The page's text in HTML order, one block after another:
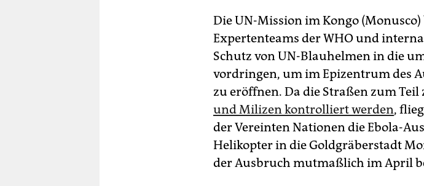
Die UN-Mission im Kongo
Expertenteams der WHO und
Schutz von UN-Blauhelmen in die
vordringen, um im Epizentrum des
zu eröffnen. Da die Straßen zum
und Milizen kontrolliert werden,
der Vereinten Nationen die Ebola-
Helikopter in die Goldgräberstadt
der Ausbruch mutmaßlich im April